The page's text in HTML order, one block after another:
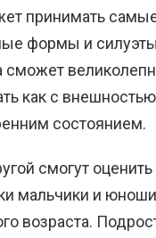
принимать
формы и
сможет
как с
состоянием.
смогут
мальчики и юноши
возраста.